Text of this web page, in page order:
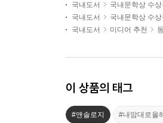
국내도서 국내문학상 수
국내도서
국내문학상 수
국내도서
미디어 추천
이 상품의 태그
#앤솔로지 #내맘대로올